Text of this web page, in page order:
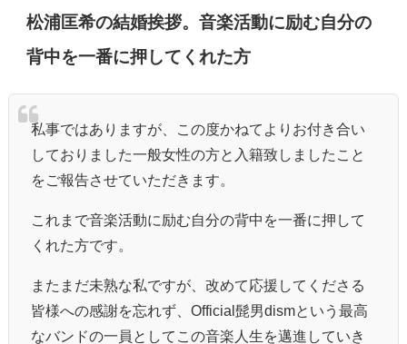
松浦匡希の結婚挨拶。音楽活動に励む自分の
背中を一番に押してくれた方
私事ではありますが、この度かねてよりお付き合い
しておりました一般女性の方と入籍致しましたこと
をご報告させていただきます。
これまで音楽活動に励む自分の背中を一番に押して
くれた方です。
またまだ未熟な私ですが、改めて応援してくださる
皆様への感謝を忘れず、Official髭男dismという最高
なバンドの一員としてこの音楽人生を邁進していき